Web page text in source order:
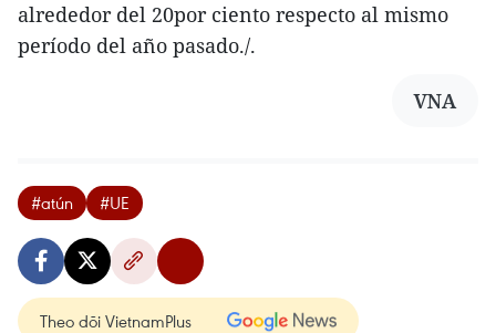
alrededor del 20por ciento respecto al mismo
período del año pasado./.
VNA
#atún #UE
Theo dõi VietnamPlus